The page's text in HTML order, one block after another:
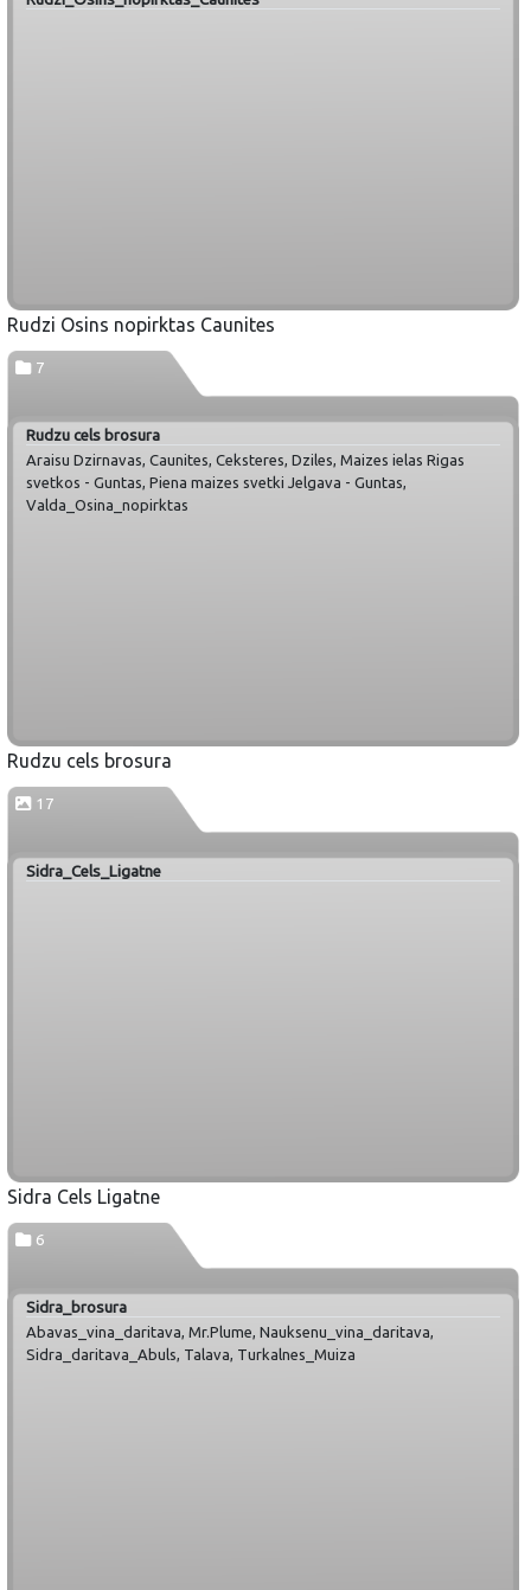
Rudzi Osins nopirktas Caunites
7
Rudzu cels brosura
Araisu Dzirnavas, Caunites, Ceksteres, Dziles, Maizes ielas Rigas
svetkos - Guntas, Piena maizes svetki Jelgava - Guntas,
Valda_Osina_nopirktas
Rudzu cels brosura
17
Sidra_Cels_Ligatne
Sidra Cels Ligatne
6
Sidra_brosura
Abavas_vina_daritava, Mr.Plume, Nauksenu_vina_daritava,
Sidra_daritava_Abuls, Talava, Turkalnes_Muiza